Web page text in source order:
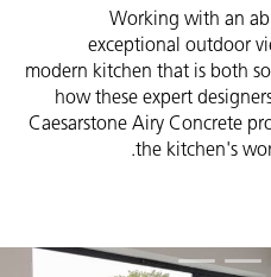
Working with an
exceptional outdoor
modern kitchen that is both
how these expert
Caesarstone Airy Concrete
the kitchen's